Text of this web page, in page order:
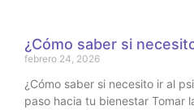
¿Cómo saber si
febrero 24, 2026
¿Cómo saber si necesito ir al
paso hacia tu bienestar Tomar